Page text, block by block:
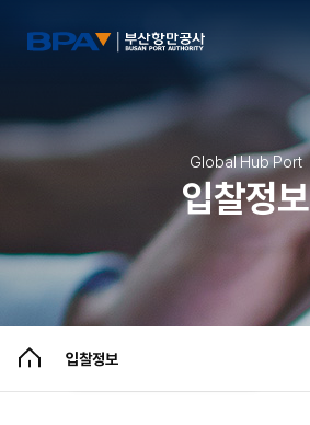
Global Hub Port
입찰정보
입찰정보
입찰정보
조달청 입찰정보